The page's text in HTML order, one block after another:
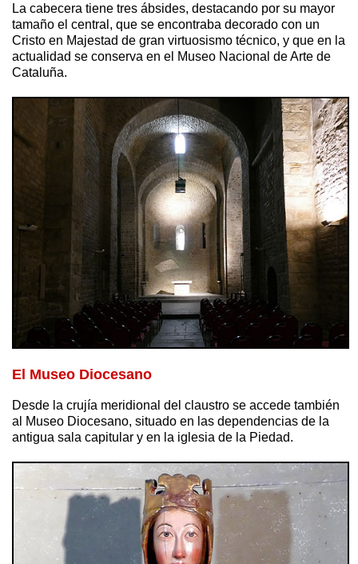
La cabecera tiene tres ábsides, destacando por su mayor
tamaño el central, que se encontraba decorado con un
Cristo en Majestad de gran virtuosismo técnico, y que en la
actualidad se conserva en el Museo Nacional de Arte de
Cataluña.
El Museo Diocesano
Desde la crujía meridional del claustro se accede también
al Museo Diocesano, situado en las dependencias de la
antigua sala capitular y en la iglesia de la Piedad.